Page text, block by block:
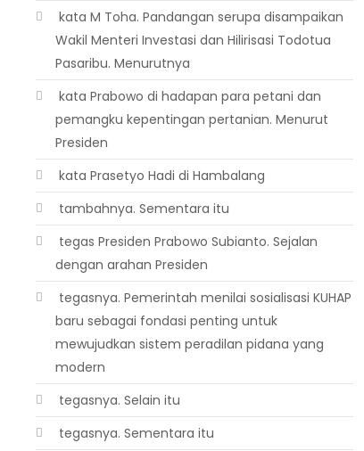
 kata M Toha. Pandangan serupa disampaikan
Wakil Menteri Investasi dan Hilirisasi Todotua
Pasaribu. Menurutnya
 kata Prabowo di hadapan para petani dan
pemangku kepentingan pertanian. Menurut
Presiden
 kata Prasetyo Hadi di Hambalang
 tambahnya. Sementara itu
 tegas Presiden Prabowo Subianto. Sejalan
dengan arahan Presiden
 tegasnya. Pemerintah menilai sosialisasi KUHAP
baru sebagai fondasi penting untuk
mewujudkan sistem peradilan pidana yang
modern
 tegasnya. Selain itu
 tegasnya. Sementara itu